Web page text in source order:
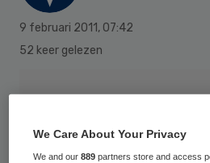
9 februari 2011, 07:42
52 keer gelezen
We Care About Your Privacy
We and our889 partners store and access